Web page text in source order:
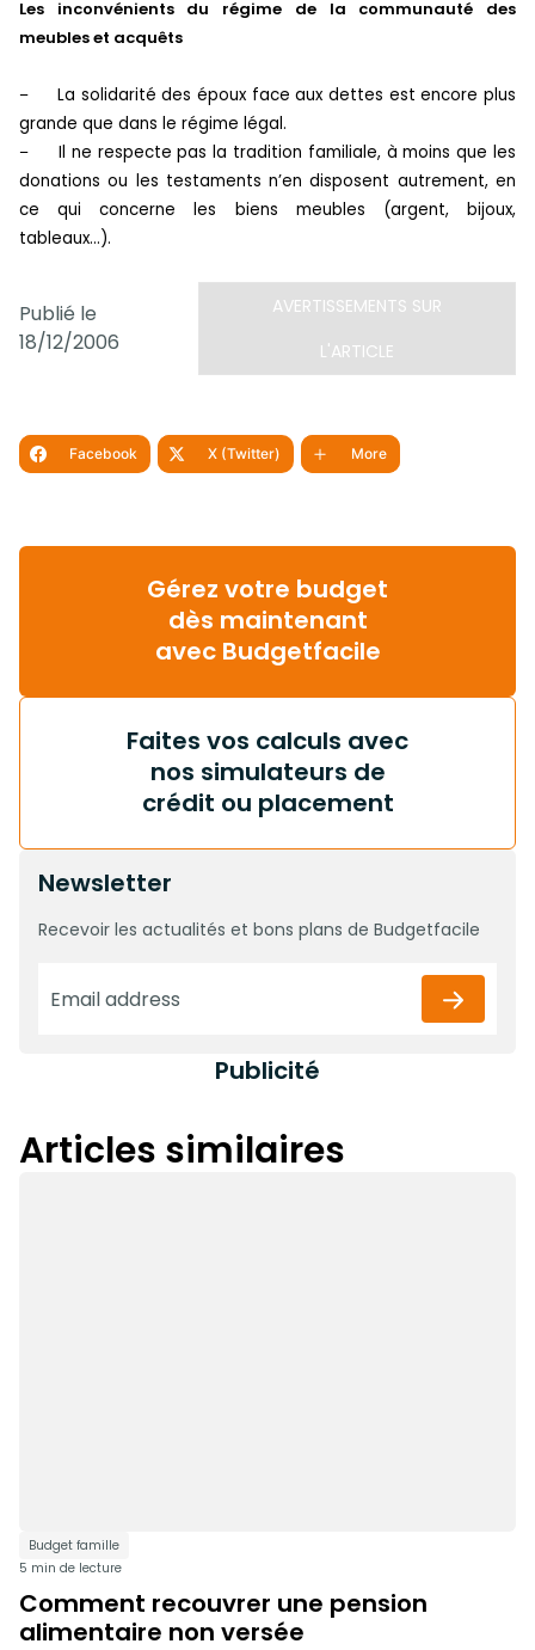
Les inconvénients du régime de la communauté des
meubles et acquêts
–
La solidarité des époux face aux dettes est encore plus
grande que dans le régime légal.
–
Il ne respecte pas la tradition familiale, à moins que les
donations ou les testaments n’en disposent autrement, en
ce qui concerne les biens meubles (argent, bijoux,
tableaux…).
Publié le
18/12/2006
AVERTISSEMENTS SUR
L'ARTICLE
Facebook X (Twitter) More
Gérez votre budget
dès maintenant
avec Budgetfacile
Faites vos calculs avec
nos simulateurs de
crédit ou placement
Newsletter
Recevoir les actualités et bons plans de Budgetfacile
Publicité
Articles similaires
Budget famille
5 min de lecture
Comment recouvrer une pension
alimentaire non versée